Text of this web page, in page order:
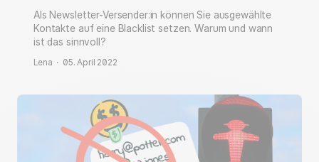
Als Newsletter-Versender:in können Sie ausgewählte
Kontakte auf eine Blacklist setzen. Warum und wann
ist das sinnvoll?
Lena · 05. April 2022